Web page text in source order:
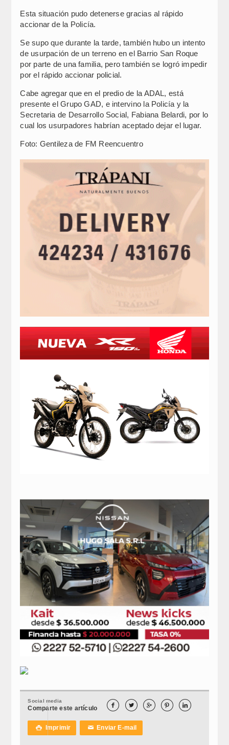
Esta situación pudo detenerse gracias al rápido
accionar de la Policía.
Se supo que durante la tarde, también hubo un intento
de usurpación de un terreno en el Barrio San Roque
por parte de una familia, pero también se logró impedir
por el rápido accionar policial.
Cabe agregar que en el predio de la ADAL, está
presente el Grupo GAD, e intervino la Policía y la
Secretaria de Desarrollo Social, Fabiana Belardi, por lo
cual los usurpadores habrían aceptado dejar el lugar.
Foto: Gentileza de FM Reencuentro
Social media
Comparte este artículo     
 Imprimir ✉Enviar E-mail